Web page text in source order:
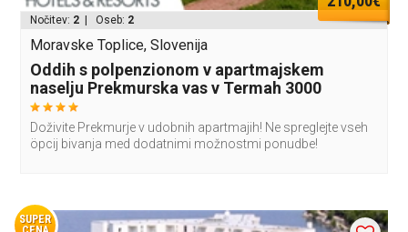
Nočitev: 2 | Oseb: 2
Moravske Toplice, Slovenija
Oddih s polpenzionom v apartmajskem
naselju Prekmurska vas v Termah 3000
Doživite Prekmurje v udobnih apartmajih! Ne spreglejte vseh
öpcij bivanja med dodatnimi možnostmi ponudbe!
SUPER